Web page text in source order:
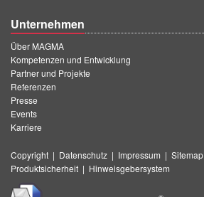
Unternehmen
Über MAGMA
Kompetenzen und Entwicklung
Partner und Projekte
Referenzen
Presse
Events
Karriere
Copyright | Datenschutz | Impressum | Sitemap
Produktsicherheit | Hinweisgebersystem